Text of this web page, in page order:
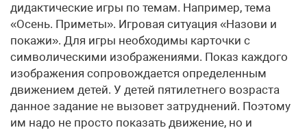
дидактические игры по темам. Например, тема
«Осень. Приметы». Игровая ситуация «Назови и
покажи». Для игры необходимы карточки с
символическими изображениями. Показ каждого
изображения сопровождается определенным
движением детей. У детей пятилетнего возраста
данное задание не вызовет затруднений. Поэтому
им надо не просто показать движение, но и